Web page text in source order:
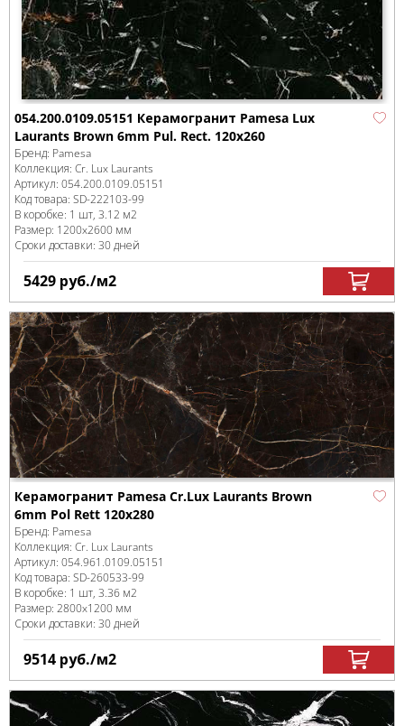
054.200.0109.05151 Керамогранит Pamesa Lux
Laurants Brown 6mm Pul. Rect. 120x260
Бренд: Pamesa
Коллекция: Cr. Lux Laurants
Артикул: 054.200.0109.05151
Код товара: SD-222103-99
В коробке: 1 шт, 3.12 м2
Размер: 1200x2600 мм
Сроки доставки: 30 дней
5429 руб./м2
Керамогранит Pamesa Cr.Lux Laurants Brown
6mm Pol Rett 120x280
Бренд: Pamesa
Коллекция: Cr. Lux Laurants
Артикул: 054.961.0109.05151
Код товара: SD-260533-99
В коробке: 1 шт, 3.36 м2
Размер: 2800x1200 мм
Сроки доставки: 30 дней
9514 руб./м2